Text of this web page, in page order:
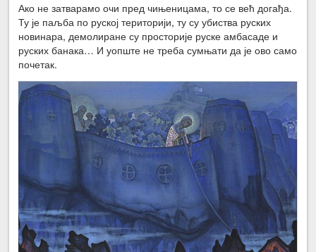
Ако не затварамо очи пред чињеницама, то се већ догађа.
Ту је паљба по руској територији, ту су убиства руских
новинара, демолиране су просторије руске амбасаде и
руских банака… И уопште не треба сумњати да је ово само
почетак.